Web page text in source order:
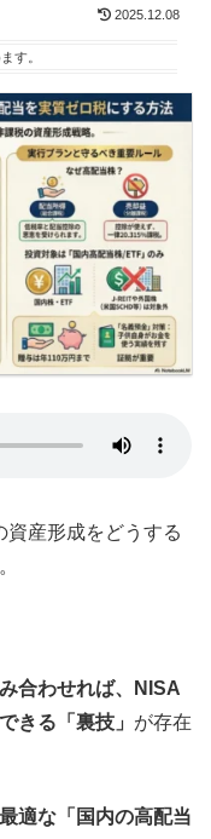
2025.12.08
す。
産形成をどうする
合わせれば、NISA
きる「裏技」 が存在
最適な「国内の高配当